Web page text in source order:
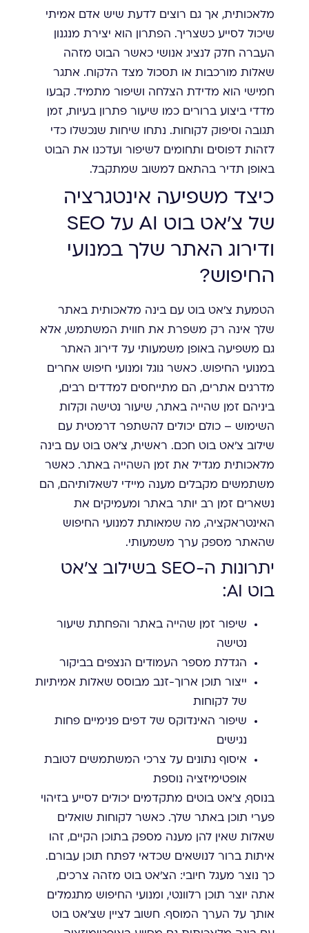
מלאכותית, אך גם רוצים לדעת שיש אדם אמיתי
שיכול לסייע כשצריך. הפתרון הוא יצירת מנגנון
העברה חלק לנציג אנושי כאשר הבוט מזהה
שאלות מורכבות או תסכול מצד הלקוח. אתגר
חמישי הוא מדידת הצלחה ושיפור מתמיד. קבעו
מדדי ביצוע ברורים כמו שיעור פתרון בעיות, זמן
תגובה וסיפוק לקוחות. נתחו שיחות שנכשלו כדי
לזהות דפוסים ותחומים לשיפור ועדכנו את הבוט
באופן תדיר בהתאם למשוב שמתקבל.
כיצד משפיעה אינטגרציה
של צ'אט בוט AI על SEO
ודירוג האתר שלך במנועי
החיפוש?
הטמעת צ'אט בוט עם בינה מלאכותית באתר
שלך אינה רק משפרת את חווית המשתמש, אלא
גם משפיעה באופן משמעותי על דירוג האתר
במנועי החיפוש. כאשר גוגל ומנועי חיפוש אחרים
מדרגים אתרים, הם מתייחסים למדדים רבים,
ביניהם זמן שהייה באתר, שיעור נטישה וקלות
השימוש – כולם יכולים להשתפר דרמטית עם
שילוב צ'אט בוט חכם. ראשית, צ'אט בוט עם בינה
מלאכותית מגדיל את זמן השהייה באתר. כאשר
משתמשים מקבלים מענה מיידי לשאלותיהם, הם
נשארים זמן רב יותר באתר ומעמיקים את
האינטראקציה, מה שמאותת למנועי החיפוש
שהאתר מספק ערך משמעותי.
יתרונות ה-SEO בשילוב צ'אט
בוט AI:
שיפור זמן שהייה באתר והפחתת שיעור
נטישה
הגדלת מספר העמודים הנצפים בביקור
ייצור תוכן ארוך-זנב מבוסס שאלות אמיתיות
של לקוחות
שיפור האינדוקס של דפים פנימיים פחות
נגישים
איסוף נתונים על צרכי המשתמשים לטובת
אופטימיזציה נוספת
בנוסף, צ'אט בוטים מתקדמים יכולים לסייע בזיהוי
פערי תוכן באתר שלך. כאשר לקוחות שואלים
שאלות שאין להן מענה מספק בתוכן הקיים, זהו
איתות ברור לנושאים שכדאי לפתח תוכן עבורם.
כך נוצר מעגל חיובי: הצ'אט בוט מזהה צרכים,
אתה יוצר תוכן רלוונטי, ומנועי החיפוש מתגמלים
אותך על הערך המוסף. חשוב לציין שצ'אט בוט